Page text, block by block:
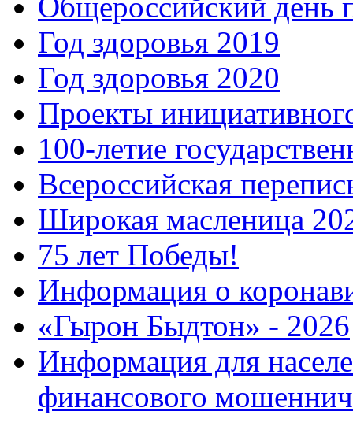
Год здоровья 2019
Год здоровья 2020
Проекты
100-летие
Всероссийская
Широкая масленица
75 лет Победы!
Информация о
«Гырон Быдтон» - 2026
Информация для
финансового